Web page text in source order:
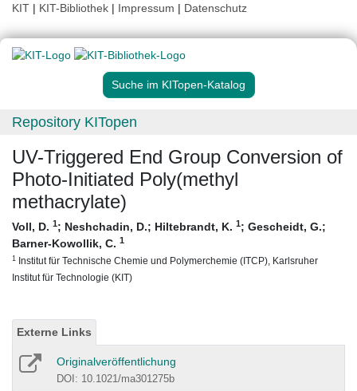
KIT | KIT-Bibliothek | Impressum | Datenschutz
Suche im KITopen-Katalog
Repository KITopen
UV-Triggered End Group Conversion of
Photo-Initiated Poly(methyl
methacrylate)
Voll, D. 1; Neshchadin, D.; Hiltebrandt, K. 1; Gescheidt, G.;
Barner-Kowollik, C. 1
1 Institut für Technische Chemie und Polymerchemie (ITCP), Karlsruher
Institut für Technologie (KIT)
Externe Links
Originalveröffentlichung
DOI: 10.1021/ma301275b